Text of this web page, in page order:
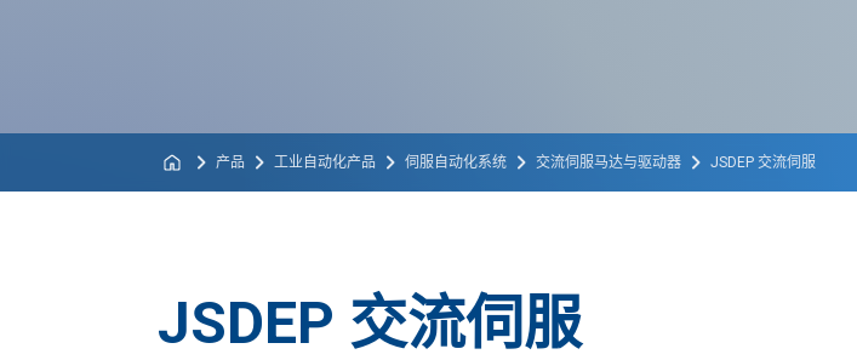
产品 工业自动化产品 伺服自动化系统 交流伺服马达与驱动器 JSDEP 交流伺服
JSDEP 交流伺服